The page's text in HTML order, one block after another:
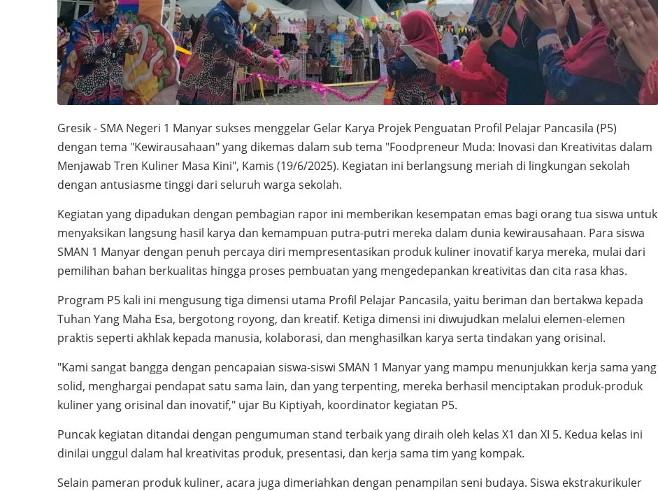
Gresik - SMA Negeri 1 Manyar sukses menggelar Gelar Karya Projek Penguatan Profil Pelajar Pancasila (P5)
dengan tema "Kewirausahaan" yang dikemas dalam sub tema "Foodpreneur Muda: Inovasi dan Kreativitas dalam
Menjawab Tren Kuliner Masa Kini", Kamis (19/6/2025). Kegiatan ini berlangsung meriah di lingkungan sekolah
dengan antusiasme tinggi dari seluruh warga sekolah.
Kegiatan yang dipadukan dengan pembagian rapor ini memberikan kesempatan emas bagi orang tua siswa untuk
menyaksikan langsung hasil karya dan kemampuan putra-putri mereka dalam dunia kewirausahaan. Para siswa
SMAN 1 Manyar dengan penuh percaya diri mempresentasikan produk kuliner inovatif karya mereka, mulai dari
pemilihan bahan berkualitas hingga proses pembuatan yang mengedepankan kreativitas dan cita rasa khas.
Program P5 kali ini mengusung tiga dimensi utama Profil Pelajar Pancasila, yaitu beriman dan bertakwa kepada
Tuhan Yang Maha Esa, bergotong royong, dan kreatif. Ketiga dimensi ini diwujudkan melalui elemen-elemen
praktis seperti akhlak kepada manusia, kolaborasi, dan menghasilkan karya serta tindakan yang orisinal.
"Kami sangat bangga dengan pencapaian siswa-siswi SMAN 1 Manyar yang mampu menunjukkan kerja sama yang
solid, menghargai pendapat satu sama lain, dan yang terpenting, mereka berhasil menciptakan produk-produk
kuliner yang orisinal dan inovatif," ujar Bu Kiptiyah, koordinator kegiatan P5.
Puncak kegiatan ditandai dengan pengumuman stand terbaik yang diraih oleh kelas X1 dan XI 5. Kedua kelas ini
dinilai unggul dalam hal kreativitas produk, presentasi, dan kerja sama tim yang kompak.
Selain pameran produk kuliner, acara juga dimeriahkan dengan penampilan seni budaya. Siswa ekstrakurikuler